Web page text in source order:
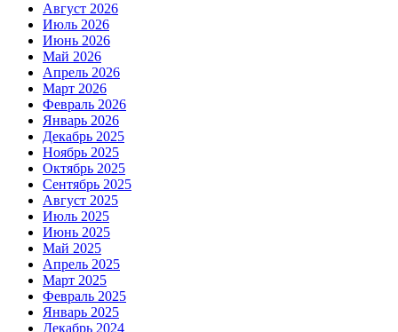
Август 2026
Июль 2026
Июнь 2026
Май 2026
Апрель 2026
Март 2026
Февраль 2026
Январь 2026
Декабрь 2025
Ноябрь 2025
Октябрь 2025
Сентябрь 2025
Август 2025
Июль 2025
Июнь 2025
Май 2025
Апрель 2025
Март 2025
Февраль 2025
Январь 2025
Декабрь 2024